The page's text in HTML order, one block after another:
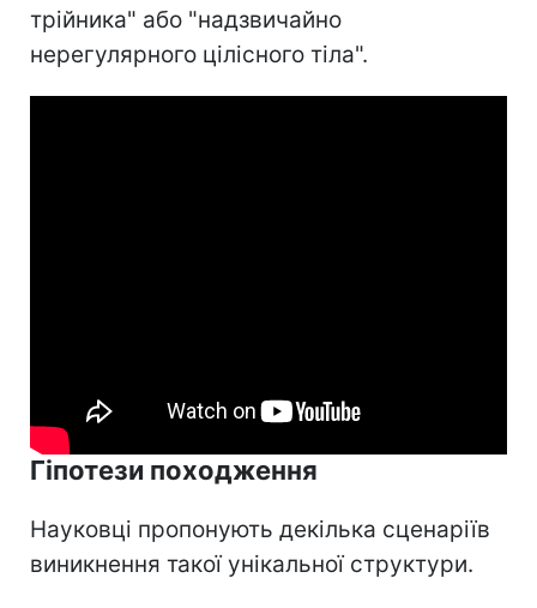
трійника" або "надзвичайно
нерегулярного цілісного тіла".
Гіпотези походження
Науковці пропонують декілька сценаріїв
виникнення такої унікальної структури.